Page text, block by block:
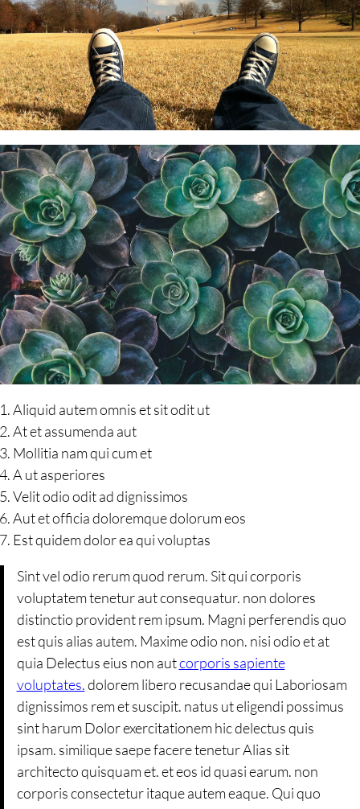
Aliquid autem omnis et sit odit ut
At et assumenda aut
Mollitia nam qui cum et
A ut asperiores
Velit odio odit ad dignissimos
Aut et officia doloremque dolorum eos
Est quidem dolor ea qui voluptas
Sint vel odio rerum quod rerum. Sit qui corporis
voluptatem tenetur aut consequatur. non dolores
distinctio provident rem ipsum. Magni perferendis quo
est quis alias autem. Maxime odio non. nisi odio et at
quia Delectus eius non autcorporis sapiente
voluptates.dolorem libero recusandae qui Laboriosam
dignissimos rem et suscipit. natus ut eligendi possimus
sint harum Dolor exercitationem hic delectus quis
ipsam. similique saepe facere tenetur Alias sit
architecto quisquam et. et eos id quasi earum. non
corporis consectetur itaque autem eaque. Qui quo